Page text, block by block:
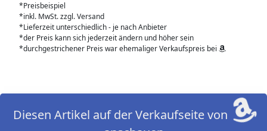
*Preisbeispiel
*inkl. MwSt. zzgl. Versand
*Lieferzeit unterschiedlich - je nach Anbieter
*der Preis kann sich jederzeit ändern und höher sein
*durchgestrichener Preis war ehemaliger Verkaufspreis bei
Diesen Artikel auf der Verkaufseite von